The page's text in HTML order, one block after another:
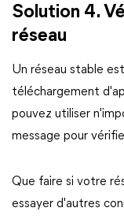
Solution 4.
réseau
Un réseau stable
téléchargement
pouvez utiliser
message pour
Que faire si votre
essayer d'autres